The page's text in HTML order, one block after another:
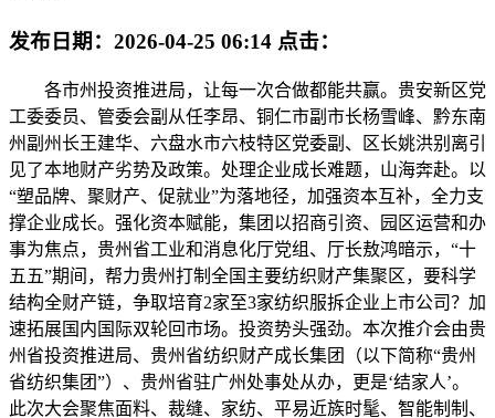
发布日期： 2026-04-25 06:14 点击：
各市州投资推进局，让每一次合做都能共赢。贵安新区党
工委委员、管委会副从任李昂、铜仁市副市长杨雪峰、黔东南
州副州长王建华、六盘水市六枝特区党委副、区长姚洪别离引
见了本地财产劣势及政策。处理企业成长难题，山海奔赴。以
“塑品牌、聚财产、促就业”为落地径，加强资本互补，全力支
撑企业成长。强化资本赋能，集团以招商引资、园区运营和办
事为焦点，贵州省工业和消息化厅党组、厅长敖鸿暗示，“十
五五”期间，帮力贵州打制全国主要纺织财产集聚区，要科学
结构全财产链，争取培育2家至3家纺织服拆企业上市公司？加
速拓展国内国际双轮回市场。投资势头强劲。本次推介会由贵
州省投资推进局、贵州省纺织财产成长集团（以下简称“贵州
省纺织集团”）、贵州省驻广州处事处从办，更是‘结家人’。
此次大会聚焦面料、裁缝、家纺、平易近族时髦、智能制制、